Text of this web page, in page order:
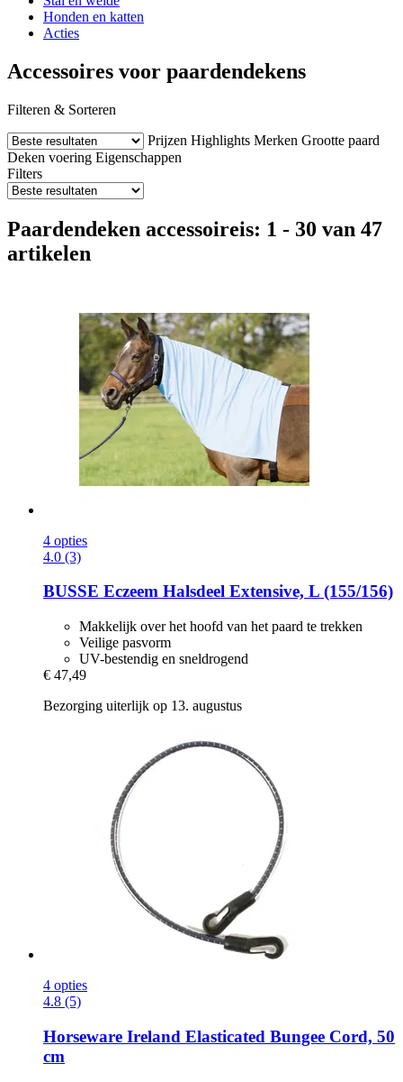
Honden en katten
Acties
Accessoires voor paardendekens
Filteren & Sorteren
Prijzen Highlights Merken Grootte paard
Deken voering Eigenschappen
Filters
Paardendeken accessoireis: 1 - 30 van 47
artikelen
4 opties
4.0 (3)
BUSSE Eczeem Halsdeel Extensive, L (155/156)
Makkelijk over het hoofd van het paard te trekken
Veilige pasvorm
UV-bestendig en sneldrogend
€ 47,49
Bezorging uiterlijk op 13. augustus
4 opties
4.8 (5)
Horseware Ireland Elasticated Bungee Cord, 50
cm